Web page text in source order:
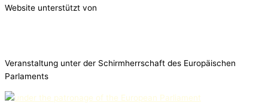
Website unterstützt von
Veranstaltung unter der Schirmherrschaft des Europäischen
Parlaments